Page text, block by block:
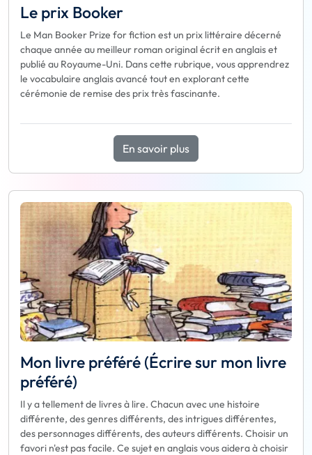
Le prix Booker
Le Man Booker Prize for fiction est un prix littéraire décerné
chaque année au meilleur roman original écrit en anglais et
publié au Royaume-Uni. Dans cette rubrique, vous apprendrez
le vocabulaire anglais avancé tout en explorant cette
cérémonie de remise des prix très fascinante.
En savoir plus
Mon livre préféré (Écrire sur mon livre
préféré)
Il y a tellement de livres à lire. Chacun avec une histoire
différente, des genres différents, des intrigues différentes,
des personnages différents, des auteurs différents. Choisir un
favori n'est pas facile. Ce sujet en anglais vous aidera à choisir